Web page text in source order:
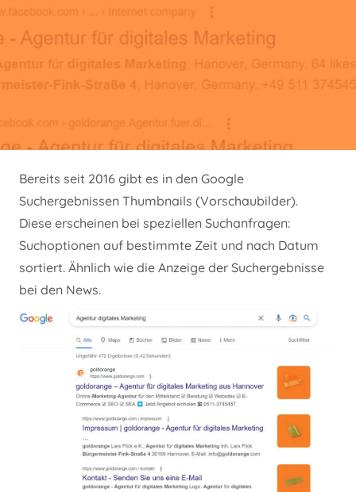
Bereits seit 2016 gibt es in den Google
Suchergebnissen Thumbnails (Vorschaubilder).
Diese erscheinen bei speziellen Suchanfragen:
Suchoptionen auf bestimmte Zeit und nach Datum
sortiert. Ähnlich wie die Anzeige der Suchergebnisse
bei den News.